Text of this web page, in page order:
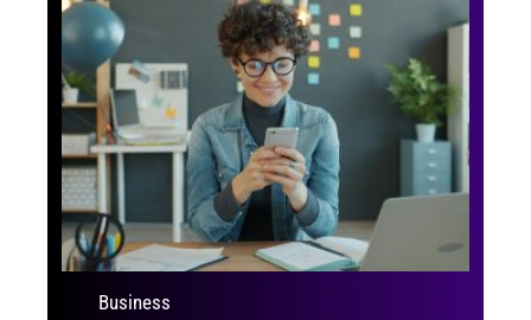
Business